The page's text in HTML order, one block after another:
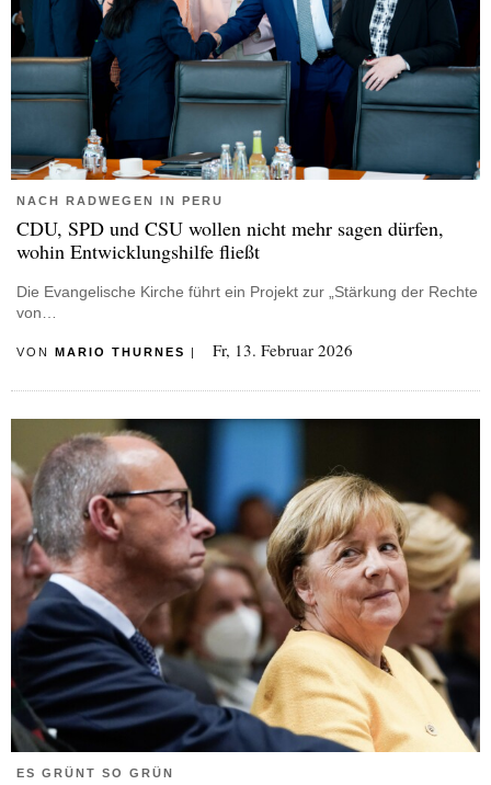
NACH RADWEGEN IN PERU
CDU, SPD und CSU wollen nicht mehr sagen dürfen,
wohin Entwicklungshilfe fließt
Die Evangelische Kirche führt ein Projekt zur „Stärkung der Rechte
von…
VON MARIO THURNES | Fr, 13. Februar 2026
ES GRÜNT SO GRÜN